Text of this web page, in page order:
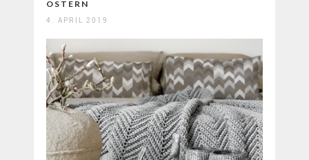
OSTERN
4. APRIL 2019